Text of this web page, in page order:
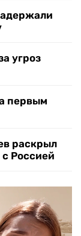
угроз
первым
раскрыл
Россией